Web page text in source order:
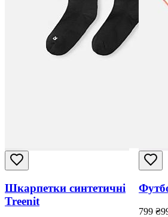
Шкарпетки синтетичні
Treenit
799 ₴